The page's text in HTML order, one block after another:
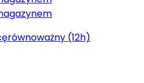
równoważny (12h)